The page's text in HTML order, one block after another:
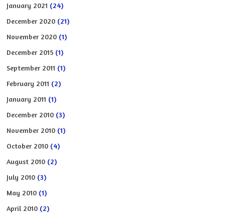
January 2021 (24)
December 2020 (21)
November 2020 (1)
December 2015 (1)
September 2011 (1)
February 2011 (2)
January 2011 (1)
December 2010 (3)
November 2010 (1)
October 2010 (4)
August 2010 (2)
July 2010 (3)
May 2010 (1)
April 2010 (2)